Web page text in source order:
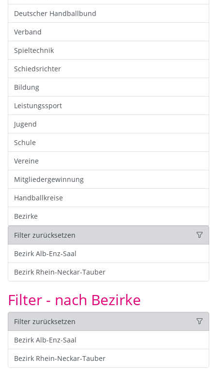
Deutscher Handballbund
Verband
Spieltechnik
Schiedsrichter
Bildung
Leistungssport
Jugend
Schule
Vereine
Mitgliedergewinnung
Handballkreise
Bezirke
Filter zurücksetzen
Bezirk Alb-Enz-Saal
Bezirk Rhein-Neckar-Tauber
Filter - nach Bezirke
Filter zurücksetzen
Bezirk Alb-Enz-Saal
Bezirk Rhein-Neckar-Tauber